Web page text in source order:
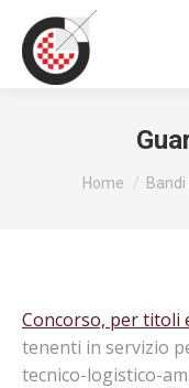
Tu sei qui:
Home
Concorso, per titoli
tenenti in servizio
tecnico-logistico-